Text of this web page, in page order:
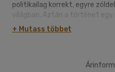
politikailag korrekt, egyre
világban. Aztán a történet egy
tónusokat öltve ijesztő
végkifejlet felé vezeti az
világfelforgató hatásait
+ Mutass többet